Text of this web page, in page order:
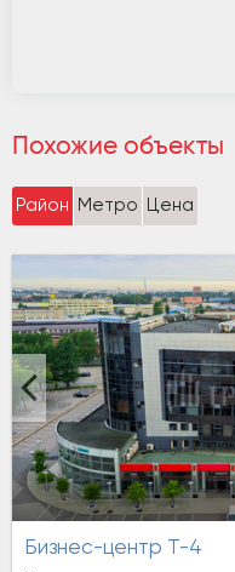
Похожие объекты
Район Метро Цена
Бизнес-центр Т-4